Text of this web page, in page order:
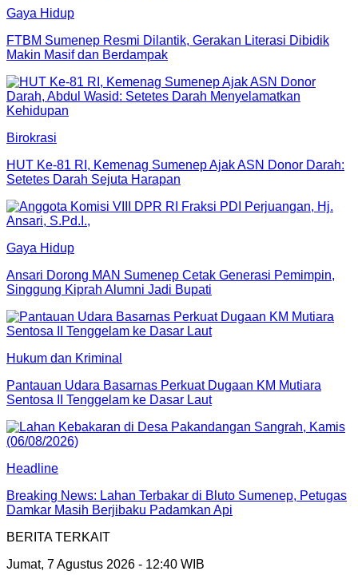
Gaya Hidup
FTBM Sumenep Resmi Dilantik, Gerakan Literasi Dibidik
Makin Masif dan Berdampak
Birokrasi
HUT Ke-81 RI, Kemenag Sumenep Ajak ASN Donor Darah:
Setetes Darah Sejuta Harapan
Gaya Hidup
Ansari Dorong MAN Sumenep Cetak Generasi Pemimpin,
Singgung Kiprah Alumni Jadi Bupati
Hukum dan Kriminal
Pantauan Udara Basarnas Perkuat Dugaan KM Mutiara
Sentosa II Tenggelam ke Dasar Laut
Headline
Breaking News: Lahan Terbakar di Bluto Sumenep, Petugas
Damkar Masih Berjibaku Padamkan Api
BERITA TERKAIT
Jumat, 7 Agustus 2026 - 12:40 WIB